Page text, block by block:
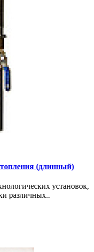
(длинный)
установок,
различных..